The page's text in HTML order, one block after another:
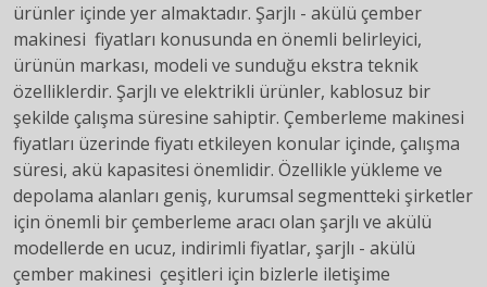
ürünler içinde yer almaktadır. Şarjlı - akülü çember
makinesi fiyatları konusunda en önemli belirleyici,
ürünün markası, modeli ve sunduğu ekstra teknik
özelliklerdir. Şarjlı ve elektrikli ürünler, kablosuz bir
şekilde çalışma süresine sahiptir. Çemberleme makinesi
fiyatları üzerinde fiyatı etkileyen konular içinde, çalışma
süresi, akü kapasitesi önemlidir. Özellikle yükleme ve
depolama alanları geniş, kurumsal segmentteki şirketler
için önemli bir çemberleme aracı olan şarjlı ve akülü
modellerde en ucuz, indirimli fiyatlar, şarjlı - akülü
çember makinesi çeşitleri için bizlerle iletişime